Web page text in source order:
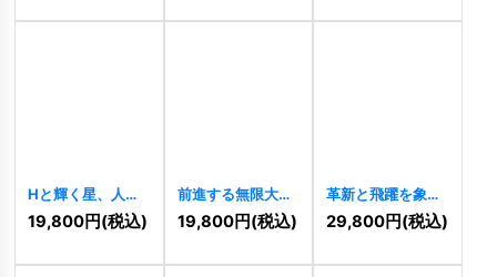
Hと輝く星、人型
が示す健康と成長
のロゴ [ 10866]
19,800円(税込)
前進する無限大
「X」のロゴ
10841 ]
19,800円(税込)
革新と飛躍を象徴
する「X」の3Dモ
ダンロゴ [ 10842]
29,800円(税込)